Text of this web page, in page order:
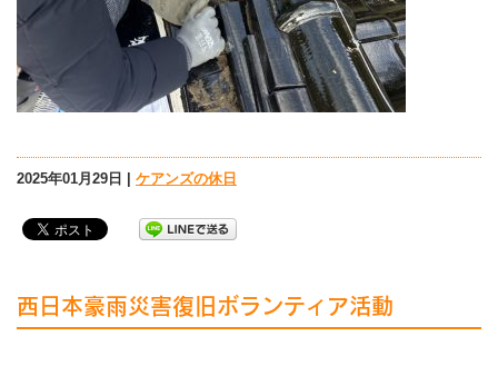
2025年01月29日 | ケアンズの休日
西日本豪雨災害復旧ボランティア活動